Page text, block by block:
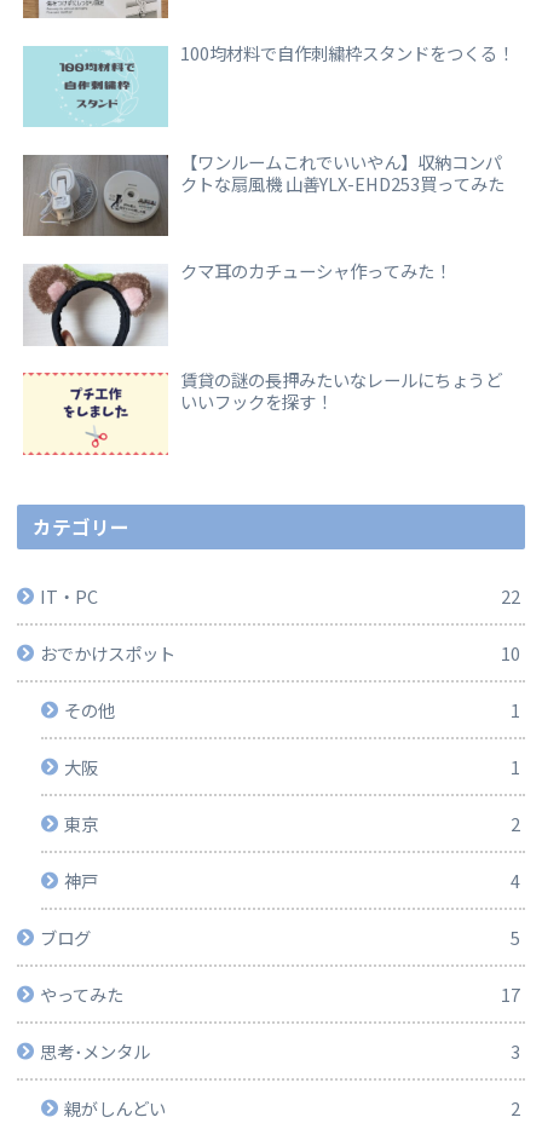
100均材料で自作刺繍枠スタンドをつくる！
【ワンルームこれでいいやん】収納コンパ
クトな扇風機 山善YLX-EHD253買ってみた
クマ耳のカチューシャ作ってみた！
賃貸の謎の長押みたいなレールにちょうど
いいフックを探す！
カテゴリー
IT・PC 22
おでかけスポット 10
その他 1
大阪 1
東京 2
神戸 4
ブログ 5
やってみた 17
思考･メンタル 3
親がしんどい 2